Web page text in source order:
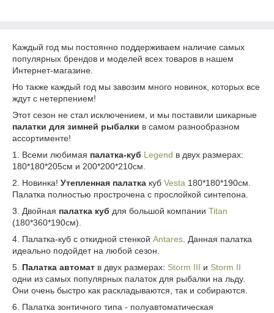
Каждый год мы постоянно поддерживаем наличие самых
популярных брендов и моделей всех товаров в нашем
Интернет-магазине.
Но также каждый год мы завозим много новинок, которых все
ждут с нетерпением!
Этот сезон не стал исключением, и мы поставили шикарные
палатки для зимней рыбалки в самом разнообразном
ассортименте!
1. Всеми любимая палатка-куб Legend в двух размерах:
180*180*205см и 200*200*210см.
2. Новинка! Утепленная палатка куб Vesta 180*180*190см.
Палатка полностью прострочена с прослойкой синтепона.
3. Двойная палатка куб для большой компании Titan
(180*360*190см).
4. Палатка-куб с откидной стенкой Antares . Данная палатка
идеально подойдет на любой сезон.
5. Палатка автомат в двух размерах: Storm III и Storm II
одни из самых популярных палаток для рыбалки на льду.
Они очень быстро как раскладываются, так и собираются.
6. Палатка зонтичного типа - полуавтоматическая